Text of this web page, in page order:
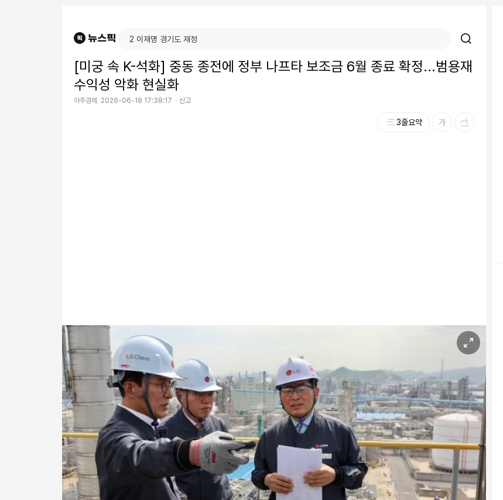
[미궁 속 K-석화] 중동 종전에 정부 나프타 보조금 6월 종료 확정...범용재
수익성 악화 현실화
아주경제 2026-06-18 17:38:17 신고
3줄요약